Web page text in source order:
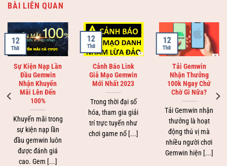
BÀI LIÊN QUAN
Sự Kiện Nạp Lần
Đầu Gemwin
Nhận Khuyến
Mãi Lên Đến
100%
Khuyến mãi trong
sự kiện nạp lần
đầu gemwin luôn
được đánh giá
cao. Gem [...]
12
Th8
Cảnh Báo Link
Giả Mạo Gemwin
Mới Nhất 2023
Trong thời đại số
hóa, tham gia giải
trí trực tuyến như
chơi game nổ [...]
12
Th8
Tải Gemwin
Nhận Thưởng
100k Ngay Chứ
Chờ Gì Nữa?
Tải Gemwin nhận
thưởng là hoạt
động thú vị mà
nhiều người chơi
Gemwin hiện [...]
12
Th8